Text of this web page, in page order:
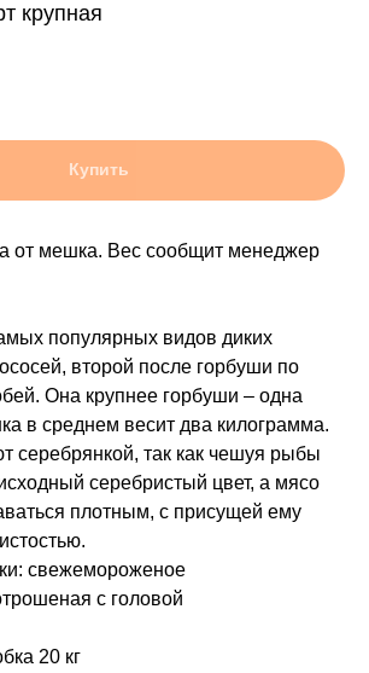
крупная
Купить
от мешка. Вес сообщит менеджер
популярных видов диких
второй после горбуши по
Она крупнее горбуши – одна
в среднем весит два килограмма.
серебрянкой, так как чешуя рыбы
серебристый цвет, а мясо
плотным, с присущей ему
свежемороженое
с головой
20 кг